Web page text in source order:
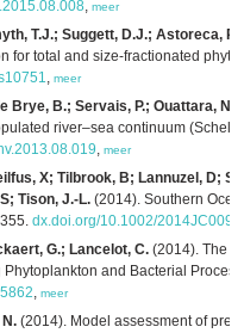
, meer
T.J.; Suggett, D.J.; Astoreca,
for total and size-fractionated
, meer
Brye, B.; Servais, P.; Ouattara,
river–sea continuum
, meer
X; Tilbrook, B; Lannuzel, D;
Tison, J.-L. (2014). Southern
dx.doi.org/10.1002/
G.; Lancelot, C. (2014). The
Phytoplankton and Bacterial
, meer
(2014). Model assessment of